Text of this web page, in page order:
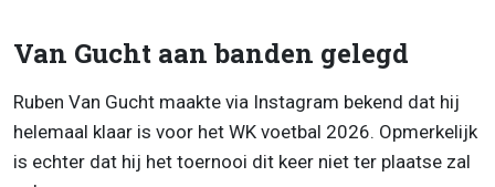
Van Gucht aan banden gelegd
Ruben Van Gucht maakte via Instagram bekend dat hij
helemaal klaar is voor het WK voetbal 2026. Opmerkelijk
is echter dat hij het toernooi dit keer niet ter plaatse zal